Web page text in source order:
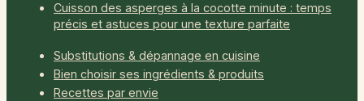
Cuisson des asperges à la cocotte minute : temps
précis et astuces pour une texture parfaite
Substitutions & dépannage en cuisine
Bien choisir ses ingrédients & produits
Recettes par envie